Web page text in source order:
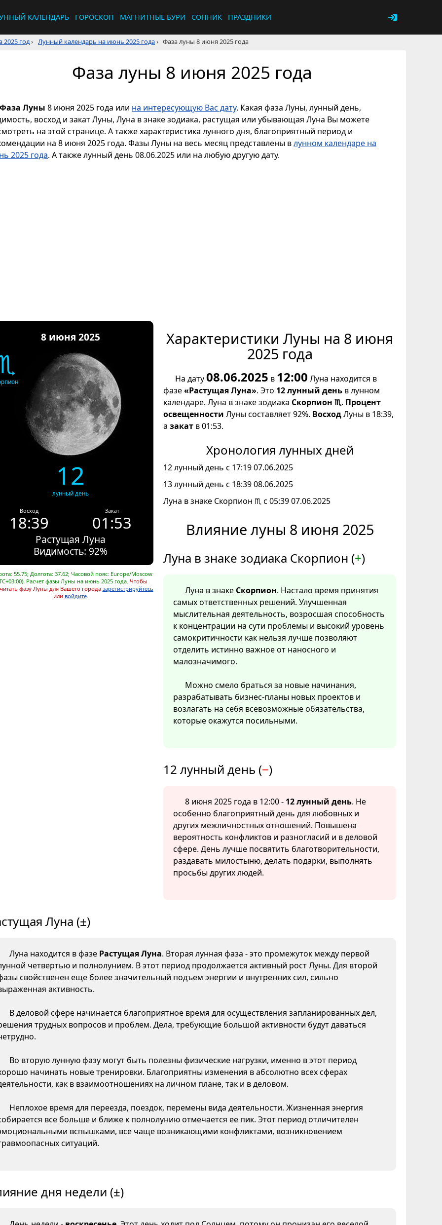
КАЛЕНДАРЬ ГОРОСКОП МАГНИТНЫЕ БУРИ СОННИК ПРАЗДНИКИ
2025 год› Лунный календарь на июнь 2025 года› Фаза луны 8 июня 2025 года
Фаза луны 8 июня 2025 года
Фаза Луны 8 июня 2025 года или на интересующую Вас дату. Какая фаза Луны, лунный день,
восход и закат Луны, Луна в знаке зодиака, растущая или убывающая Луна Вы можете
на этой странице. А также характеристика лунного дня, благоприятный период и
на 8 июня 2025 года. Фазы Луны на весь месяц представлены влунном календаре на
2025 года. А также лунный день 08.06.2025 или на любую другую дату.
8 июня 2025
12
лунный день
Восход
18:39
Закат
01:53
Растущая Луна
Видимость: 92%
55.75; Долгота: 37.62; Часовой пояс: Europe/Moscow
Расчет фазы Луны на июнь 2025 года. Чтобы
фазу Луны для Вашего города зарегистрируйтесь
или войдите.
Характеристики Луны на 8 июня
2025 года
На дату08.06.2025 в 12:00 Луна находится в
фазе«Растущая Луна». Это 12 лунный день в лунном
календаре. Луна в знаке зодиака Скорпион ♏. Процент
освещенности Луны составляет 92%. ВосходЛуны в 18:39,
а закат в 01:53.
Хронология лунных дней
12 лунный день с 17:19 07.06.2025
13 лунный день с 18:39 08.06.2025
Луна в знаке Скорпион ♏ с 05:39 07.06.2025
Влияние луны 8 июня 2025
Луна в знаке зодиака Скорпион (+)
Луна в знаке Скорпион. Настало время принятия
самых ответственных решений. Улучшенная
мыслительная деятельность, возросшая способность
к концентрации на сути проблемы и высокий уровень
самокритичности как нельзя лучше позволяют
отделить истинно важное от наносного и
малозначимого.
Можно смело браться за новые начинания,
разрабатывать бизнес-планы новых проектов и
возлагать на себя всевозможные обязательства,
которые окажутся посильными.
12 лунный день (−)
8 июня 2025 года в 12:00 - 12 лунный день. Не
особенно благоприятный день для любовных и
других межличностных отношений. Повышена
вероятность конфликтов и разногласий и в деловой
сфере. День лучше посвятить благотворительности,
раздавать милостыню, делать подарки, выполнять
просьбы других людей.
Луна (±)
Луна находится в фазе Растущая Луна. Вторая лунная фаза - это промежуток между первой
четвертью и полнолунием. В этот период продолжается активный рост Луны. Для второй
свойственен еще более значительный подъем энергии и внутренних сил, сильно
активность.
В деловой сфере начинается благоприятное время для осуществления запланированных дел,
трудных вопросов и проблем. Дела, требующие большой активности будут даваться
Во вторую лунную фазу могут быть полезны физические нагрузки, именно в этот период
начинать новые тренировки. Благоприятны изменения в абсолютно всех сферах
как в взаимоотношениях на личном плане, так и в деловом.
Неплохое время для переезда, поездок, перемены вида деятельности. Жизненная энергия
все больше и ближе к полнолунию отмечается ее пик. Этот период отличителен
вспышками, все чаще возникающими конфликтами, возникновением
ситуаций.
дня недели (±)